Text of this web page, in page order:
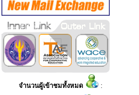
จำนวนผู้เข้าชมทั้งหมด :